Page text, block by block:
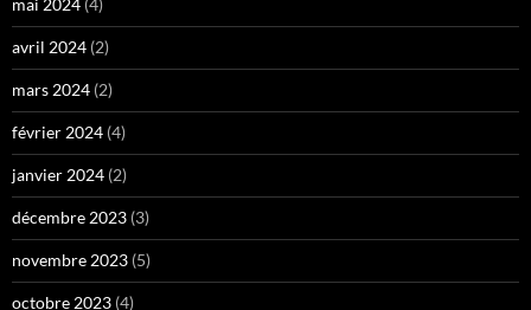
mai 2024 (4)
avril 2024 (2)
mars 2024 (2)
février 2024 (4)
janvier 2024 (2)
décembre 2023 (3)
novembre 2023 (5)
octobre 2023 (4)